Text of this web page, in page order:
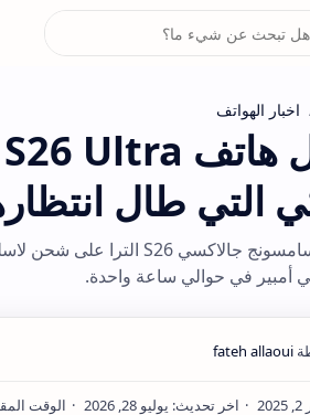
اخبار الهواتف
التي طال